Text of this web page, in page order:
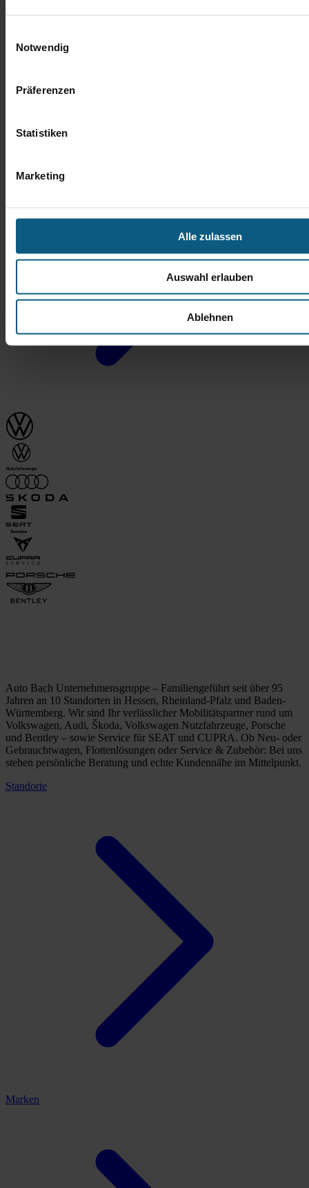
Notwendig
Präferenzen
Statistiken
Marketing
Alle zulassen
Auswahl erlauben
Ablehnen
Auto Bach Unternehmensgruppe – Familiengeführt seit über 95
Jahren an 10 Standorten in Hessen, Rheinland-Pfalz und Baden-
Württemberg. Wir sind Ihr verlässlicher Mobilitätspartner rund um
Volkswagen, Audi, Škoda, Volkswagen Nutzfahrzeuge, Porsche
und Bentley – sowie Service für SEAT und CUPRA. Ob Neu- oder
Gebrauchtwagen, Flottenlösungen oder Service & Zubehör: Bei uns
stehen persönliche Beratung und echte Kundennähe im Mittelpunkt.
Standorte
Marken